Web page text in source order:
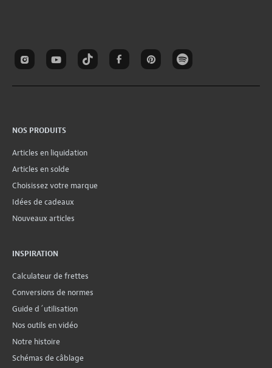
NOS PRODUITS
Articles en liquidation
Articles en solde
Choisissez votre marque
Idées de cadeaux
Nouveaux articles
INSPIRATION
Calculateur de frettes
Conversions de normes
Guide d´utilisation
Nos outils en vidéo
Notre histoire
Schémas de câblage